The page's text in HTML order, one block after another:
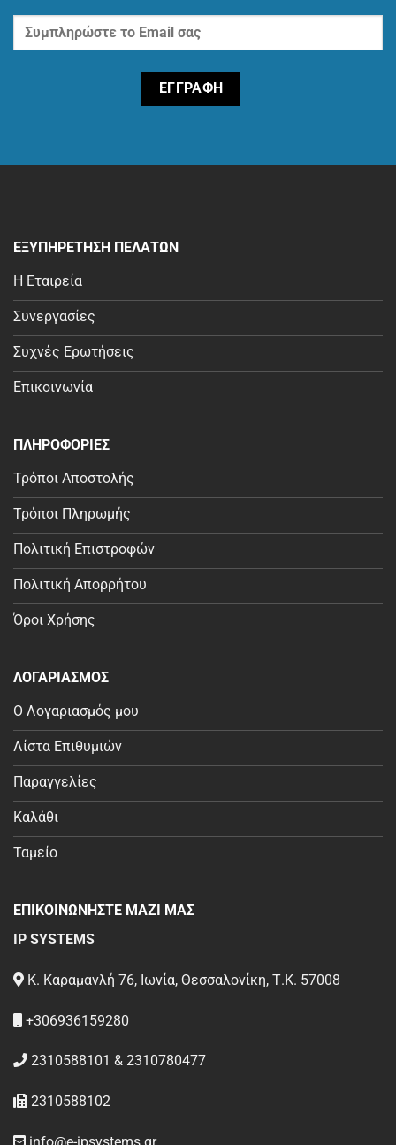
ΕΞΥΠΗΡΕΤΗΣΗ ΠΕΛΑΤΩΝ
Η Εταιρεία
Συνεργασίες
Συχνές Ερωτήσεις
Επικοινωνία
ΠΛΗΡΟΦΟΡΙΕΣ
Τρόποι Αποστολής
Τρόποι Πληρωμής
Πολιτική Επιστροφών
Πολιτική Απορρήτου
Όροι Χρήσης
ΛΟΓΑΡΙΑΣΜΟΣ
Ο Λογαριασμός μου
Λίστα Επιθυμιών
Παραγγελίες
Καλάθι
Ταμείο
ΕΠΙΚΟΙΝΩΝΗΣΤΕ ΜΑΖΙ ΜΑΣ
IP SYSTEMS
Κ. Καραμανλή 76, Ιωνία, Θεσσαλονίκη, Τ.Κ. 57008
+306936159280
2310588101 & 2310780477
2310588102